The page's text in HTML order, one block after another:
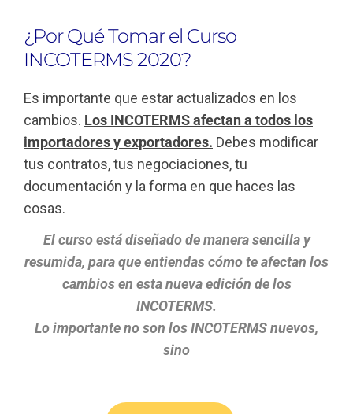
¿Por Qué Tomar el Curso
INCOTERMS 2020?
Es importante que estar actualizados en los
cambios. Los INCOTERMS afectan a todos los
importadores y exportadores. Debes modificar
tus contratos, tus negociaciones, tu
documentación y la forma en que haces las
cosas.
El curso está diseñado de manera sencilla y
resumida, para que entiendas cómo te afectan los
cambios en esta nueva edición de los
INCOTERMS.
Lo importante no son los INCOTERMS nuevos,
sino